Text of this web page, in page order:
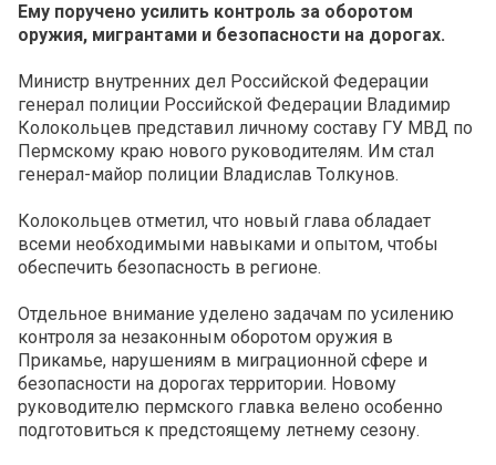
Ему поручено усилить контроль за оборотом
оружия, мигрантами и безопасности на дорогах.
Министр внутренних дел Российской Федерации
генерал полиции Российской Федерации Владимир
Колокольцев представил личному составу ГУ МВД по
Пермскому краю нового руководителям. Им стал
генерал-майор полиции Владислав Толкунов.
Колокольцев отметил, что новый глава обладает
всеми необходимыми навыками и опытом, чтобы
обеспечить безопасность в регионе.
Отдельное внимание уделено задачам по усилению
контроля за незаконным оборотом оружия в
Прикамье, нарушениям в миграционной сфере и
безопасности на дорогах территории. Новому
руководителю пермского главка велено особенно
подготовиться к предстоящему летнему сезону.